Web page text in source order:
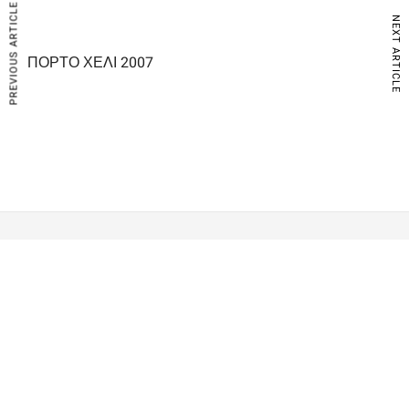
ΠΟΡΤΟ ΧΕΛΙ 2007
PREVIOUS ARTICLE NEXT ARTICLE